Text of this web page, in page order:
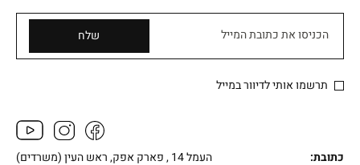
הכניסו את כתובת המייל שלח
תרשמו אותי לדיוור במייל
כתובת: העמל 14 , פארק אפק, ראש העין (משרדים)